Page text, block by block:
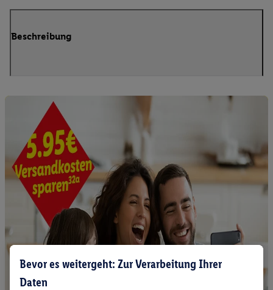
Beschreibung
Bevor es weitergeht: Zur Verarbeitung Ihrer
Daten